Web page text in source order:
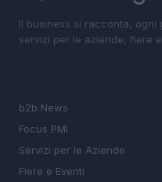
Il business si racconta, ogni
servizi per le aziende, fiere
b2b News
Focus PMI
Servizi per le Aziende
Fiere e Eventi